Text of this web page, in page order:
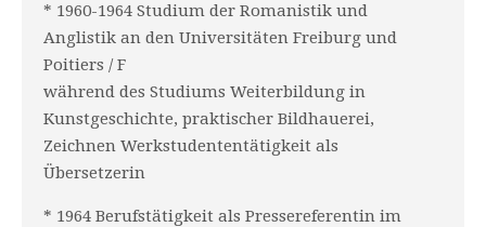
* 1960-1964 Studium der Romanistik und
Anglistik an den Universitäten Freiburg und
Poitiers / F
während des Studiums Weiterbildung in
Kunstgeschichte, praktischer Bildhauerei,
Zeichnen Werkstudententätigkeit als
Übersetzerin
* 1964 Berufstätigkeit als Pressereferentin im